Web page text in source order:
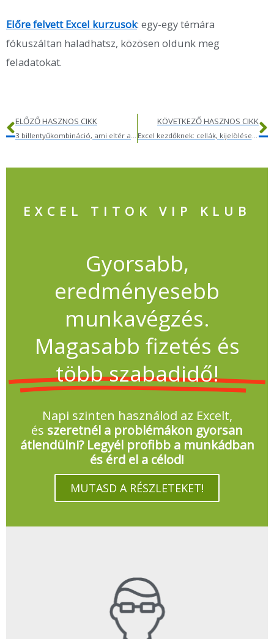
Előre felvett Excel kurzusok: egy-egy témára
fókuszáltan haladhatsz, közösen oldunk meg
feladatokat.
ELŐZŐ HASZNOS CIKK
3 billentyűkombináció, ami eltér az Excelben és a Google Táblázatokban
KÖVETKEZŐ HASZNOS CIKK
Excel kezdőknek: cellák, kijelölések és az első lépések
EXCEL TITOK VIP KLUB
Gyorsabb,
eredményesebb
munkavégzés.
Magasabb fizetés és
több szabadidő!
Napi szinten használod az Excelt,
és szeretnél a problémákon gyorsan
átlendülni? Legyél profibb a munkádban
és érd el a célod!
MUTASD A RÉSZLETEKET!